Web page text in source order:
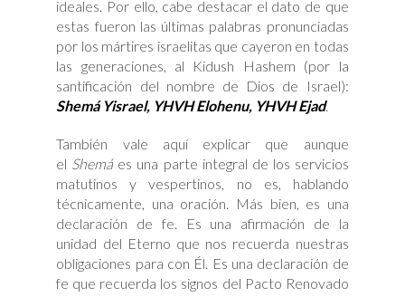
ideales. Por ello, cabe destacar el dato de que
estas fueron las últimas palabras pronunciadas
por los mártires israelitas que cayeron en todas
las generaciones, al Kidush Hashem (por la
santificación del nombre de Dios de Israel):
Shemá Yisrael, YHVH Elohenu, YHVH Ejad.
También vale aquí explicar que aunque
el Shemá es una parte integral de los servicios
matutinos y vespertinos, no es, hablando
técnicamente, una oración. Más bien, es una
declaración de fe. Es una afirmación de la
unidad del Eterno que nos recuerda nuestras
obligaciones para con Él. Es una declaración de
fe que recuerda los signos del Pacto Renovado